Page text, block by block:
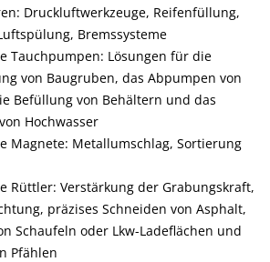
Druckluftwerkzeuge, Reifenfüllung,
Bremssysteme
Tauchpumpen: Lösungen für die
von Baugruben, das Abpumpen von
Befüllung von Behältern und das
Hochwasser
Magnete: Metallumschlag, Sortierung
Rüttler: Verstärkung der Grabungskraft,
präzises Schneiden von Asphalt,
Schaufeln oder Lkw-Ladeflächen und
Pfählen